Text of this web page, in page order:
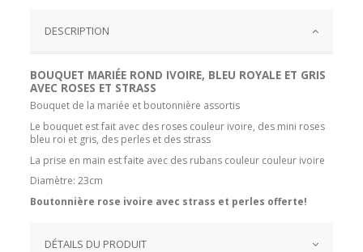
DESCRIPTION
BOUQUET MARIÉE ROND IVOIRE, BLEU ROYALE ET GRIS
AVEC ROSES ET STRASS
Bouquet de la mariée et boutonnière assortis
Le bouquet estfait avec des roses couleur ivoire, des mini roses
bleu roi et gris, des perles et des strass
La prise en main est faite avec des rubans couleur couleur ivoire
Diamètre: 23cm
Boutonnière rose ivoire avec strass et perles offerte!
DÉTAILS DU PRODUIT